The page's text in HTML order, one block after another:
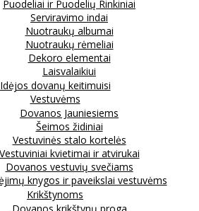
Puodeliai ir Puodelių Rinkiniai
Serviravimo indai
Nuotraukų albumai
Nuotraukų rėmeliai
Dekoro elementai
Laisvalaikiui
Idėjos dovanų keitimuisi
Vestuvėms
Dovanos Jauniesiems
Šeimos židiniai
Vestuvinės stalo kortelės
Vestuviniai kvietimai ir atvirukai
Dovanos vestuvių svečiams
knygos ir paveikslai vestuvėms
Krikštynoms
Dovanos krikštynų proga